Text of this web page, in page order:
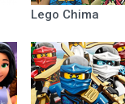
Lego Chima